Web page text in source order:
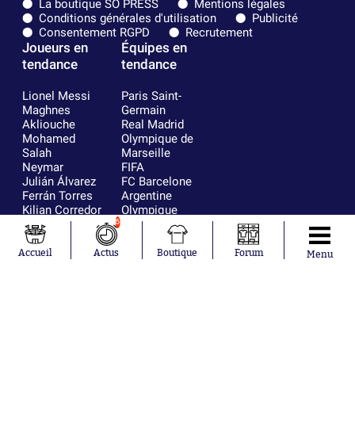
La boutique SO PRESS
Mentions légales
Conditions générales d'utilisation
Publicité
Consentement RGPD
Recrutement
Joueurs en
tendance
Lionel Messi
Maghnes
Akliouche
Mohamed
Salah
Neymar
Julián Álvarez
Ferrán Torres
Kilian Corredor
Franco
Mastantuono
Orel Mangala
Équipes en
tendance
Paris Saint-
Germain
Real Madrid
Olympique de
Marseille
FIFA
FC Barcelone
Argentine
Olympique
lyonnais
AS Monaco
RC Strasbourg
Accueil
6
Actus Boutique Forum Menu